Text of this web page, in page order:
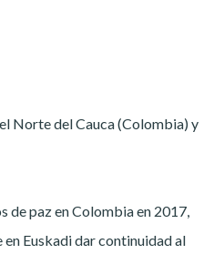
Norte del Cauca (Colombia) y
de paz en Colombia en 2017,
Euskadi dar continuidad al